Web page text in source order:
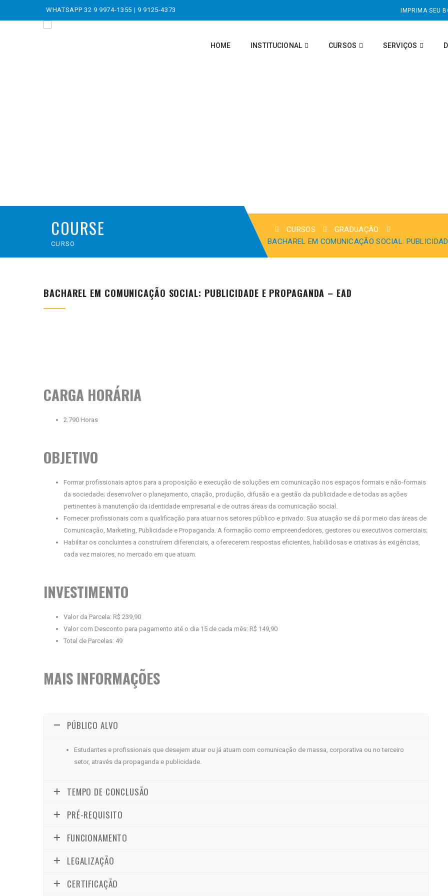
WHATSAPP 32 9 9974-1355 | 9 9125-4373 IMPRIMA SEU
HOME INSTITUCIONAL CURSOS SERVIÇOS
COURSE
CURSO
CURSOS
GRADUAÇÃO
BACHAREL EM COMUNICAÇÃO SOCIAL:
BACHAREL EM COMUNICAÇÃO SOCIAL: PUBLICIDADE E PROPAGANDA – EAD
CARGA HORÁRIA
2.790 Horas
OBJETIVO
Formar profissionais aptos para a proposição e execução de soluções em comunicação nos espaços formais e não-formais
da sociedade; desenvolver o planejamento, criação, produção, difusão e a gestão da publicidade e de todas as ações
pertinentes à manutenção da identidade empresarial e de outras áreas da comunicação social.
Fornecer profissionais com a qualificação para atuar nos setores público e privado. Sua atuação se dá por meio das áreas de
Comunicação, Marketing, Publicidade e Propaganda. A formação como empreendedores, gestores ou executivos comerciais;
Habilitar os concluintes a construírem diferenciais, a oferecerem respostas eficientes, habilidosas e criativas às exigências,
cada vez maiores, no mercado em que atuam.
INVESTIMENTO
Valor da Parcela: R$ 239,90
Valor com Desconto para pagamento até o dia 15 de cada mês: R$ 149,90
Total de Parcelas: 49
MAIS INFORMAÇÕES
PÚBLICO ALVO
Estudantes e profissionais que desejem atuar ou já atuam com comunicação de massa, corporativa ou no terceiro
setor, através da propaganda e publicidade.
TEMPO DE CONCLUSÃO
PRÉ-REQUISITO
FUNCIONAMENTO
LEGALIZAÇÃO
CERTIFICAÇÃO